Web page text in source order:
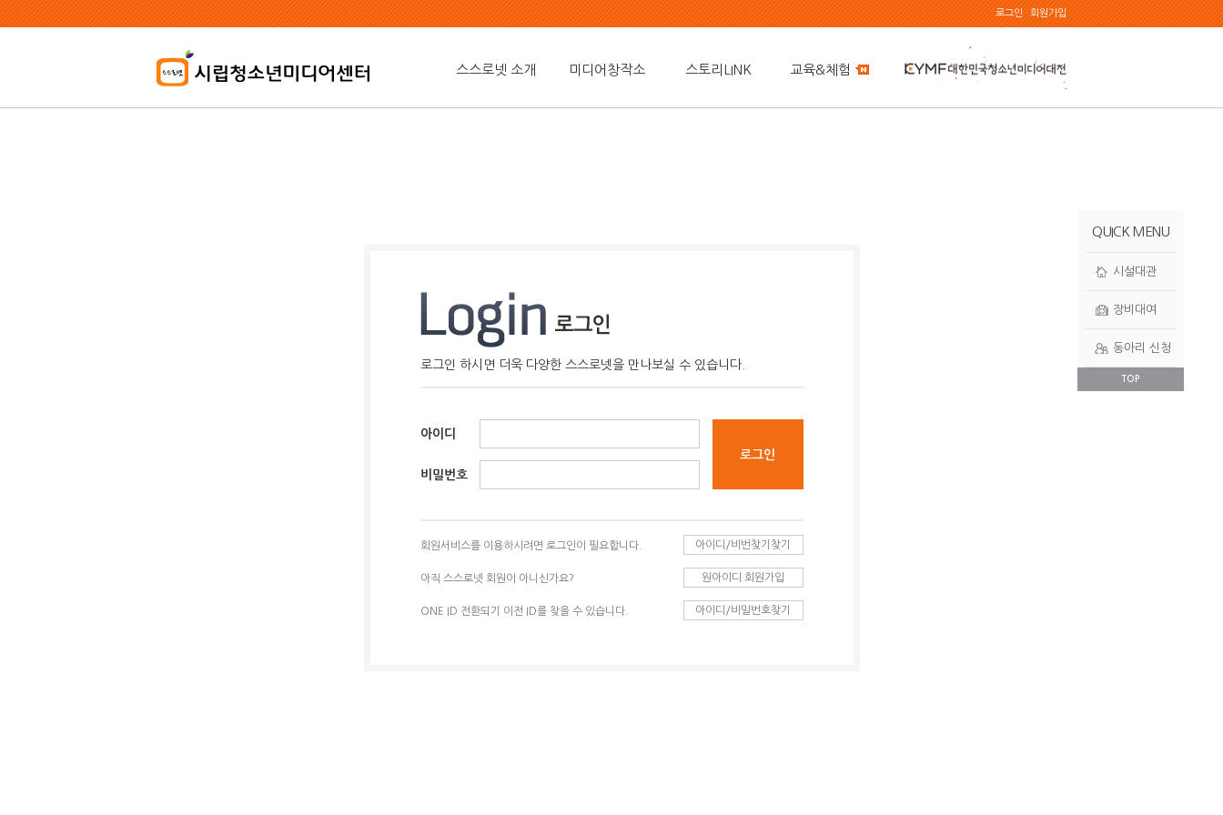
본
문
가
로그인 회원가입
스스로넷 소개 미디어창작소 스토리LINK 교육&체험
로그인 하시면 더욱 다양한 스스로넷을 만나보실 수 있습니다.
아이디
비밀번호
회원서비스를 이용하시려면 로그인이 필요합니다. 아이디/비번찾기찾기
아직 스스로넷 회원이 아니신가요? 원아이디 회원가입
ONE ID 전환되기 이전 ID를 찾을 수 있습니다. 아이디/비밀번호찾기
QUICK MENU
시설대관
장비대여
동아리 신청
TOP